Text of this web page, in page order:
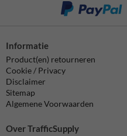
Informatie
Product(en) retourneren
Cookie / Privacy
Disclaimer
Sitemap
Algemene Voorwaarden
Over TrafficSupply